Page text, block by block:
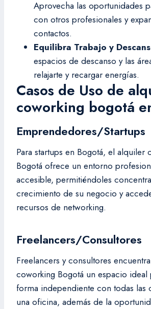
Aprovecha las oportunidades
con otros profesionales y
contactos.
Equilibra Trabajo y
espacios de descanso y las
relajarte y recargar energías.
Casos de Uso de
coworking bogotá
Emprendedores/Startups
Para startups en Bogotá, el alquiler
Bogotá ofrece un entorno
accesible, permitiéndoles
crecimiento de su negocio y
recursos de networking.
Freelancers/Consultores
Freelancers y consultores
coworking Bogotá un espacio ideal
forma independiente con todas las
una oficina, además de la